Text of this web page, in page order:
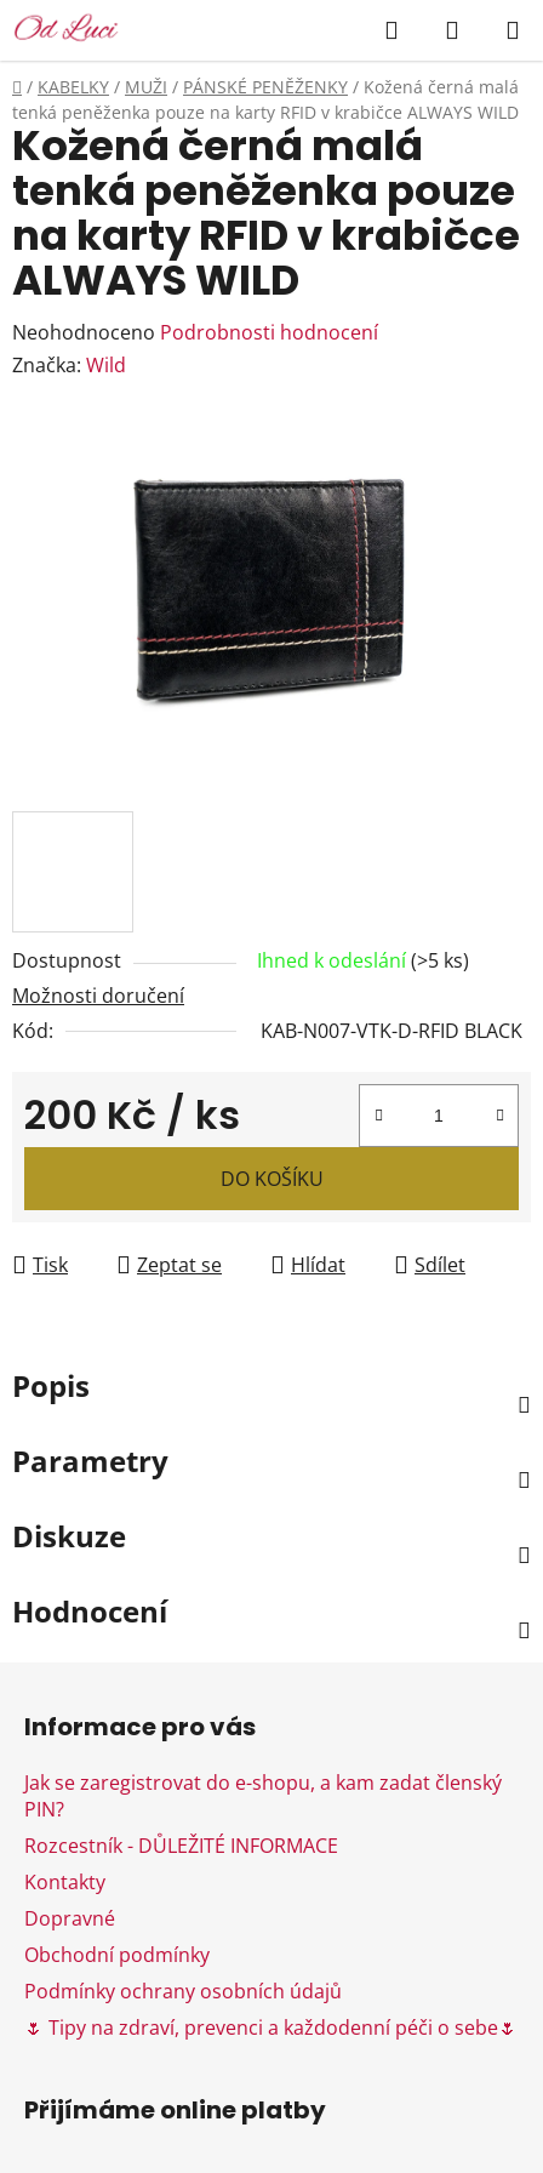
Přejít
na
obsah
Hledat
KOŠÍK
Domů
/ KABELKY / MUŽI / PÁNSKÉ PENĚŽENKY / Kožená černá malá
tenká peněženka pouze na karty RFID v krabičce ALWAYS WILD
Dostupnost Ihned k odeslání(>5 ks)
Možnosti doručení
Kód:
KAB-N007-VTK-D-RFID BLACK
200 Kč / ks
Měrná cena:
DO KOŠÍKU
Tisk Zeptat se Hlídat Sdílet
Kožená černá malá
tenká peněženka pouze
na karty RFID v krabičce
ALWAYS WILD
Průměrné
hodnocení
Neohodnoceno Podrobnosti hodnocení
Značka: Wild
Popis
Parametry
Diskuze
Hodnocení
Informace pro vás
Jak se zaregistrovat do e-shopu, a kam zadat členský
PIN?
Rozcestník - DŮLEŽITÉ INFORMACE
Kontakty
Dopravné
Obchodní podmínky
Podmínky ochrany osobních údajů
🌷 Tipy na zdraví, prevenci a každodenní péči o sebe🌷
Přijímáme online platby